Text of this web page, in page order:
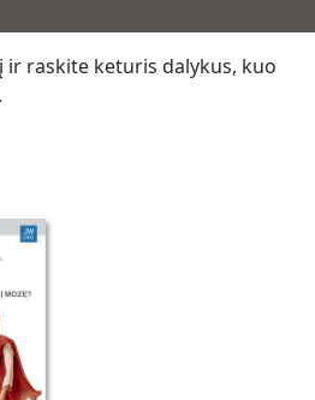
ir raskite keturis dalykus, kuo